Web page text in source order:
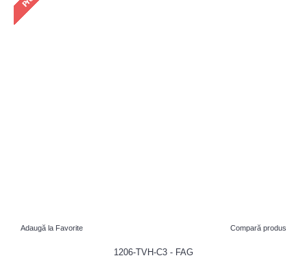
Adaugă la Favorite Compară produs
1206-TVH-C3 - FAG